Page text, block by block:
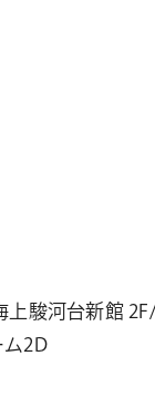
上駿河台新館
ム2D